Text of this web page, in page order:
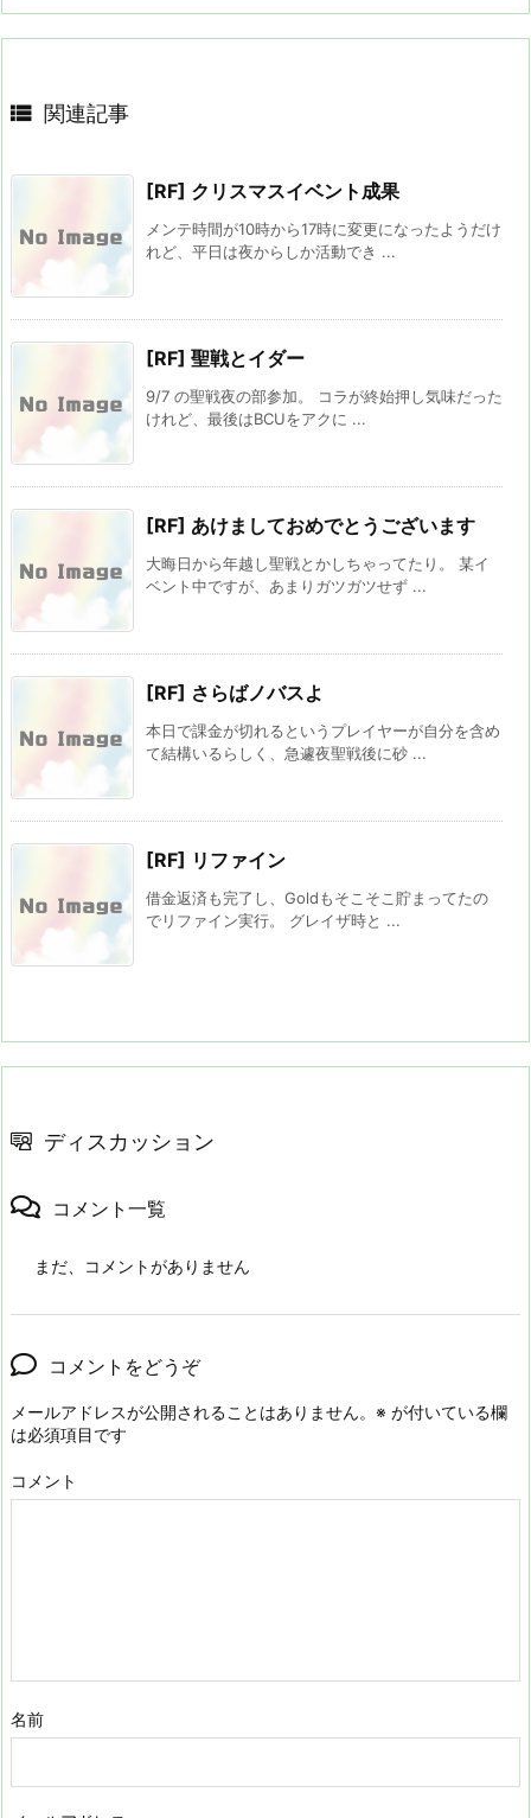
 関連記事
[RF] クリスマスイベント成果
メンテ時間が10時から17時に変更になったようだけ
れど、平日は夜からしか活動でき ...
[RF] 聖戦とイダー
9/7 の聖戦夜の部参加。 コラが終始押し気味だった
けれど、最後はBCUをアクに ...
[RF] あけましておめでとうございます
大晦日から年越し聖戦とかしちゃってたり。 某イ
ベント中ですが、あまりガツガツせず ...
[RF] さらばノバスよ
本日で課金が切れるというプレイヤーが自分を含め
て結構いるらしく、急遽夜聖戦後に砂 ...
[RF] リファイン
借金返済も完了し、Goldもそこそこ貯まってたの
でリファイン実行。 グレイザ時と ...
ディスカッション
コメント一覧
まだ、コメントがありません
コメントをどうぞ
メールアドレスが公開されることはありません。 ※ が付いている欄
は必須項目です
コメント
名前